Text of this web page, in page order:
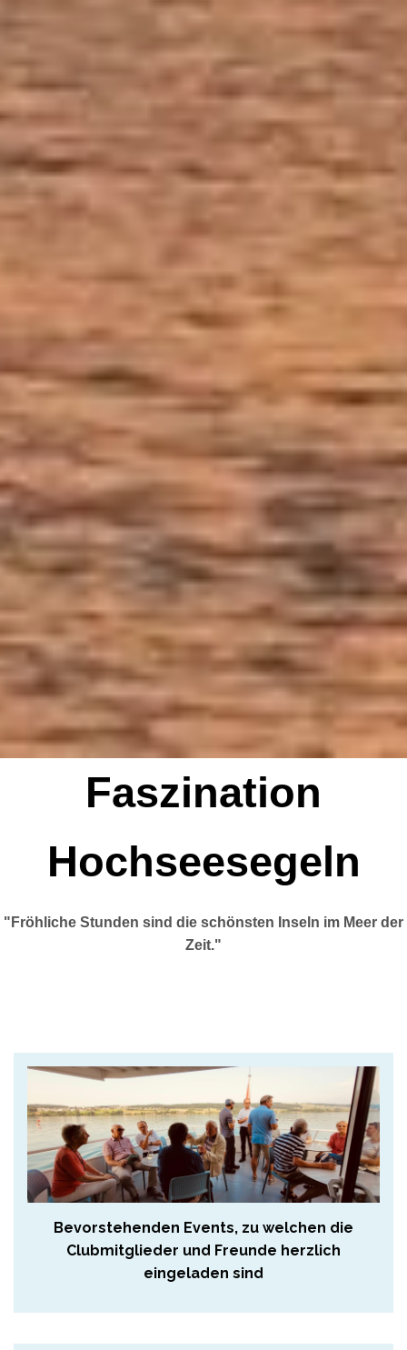
Faszination
Hochseesegeln
"Fröhliche Stunden sind die schönsten Inseln im Meer der
Zeit."
Bevorstehenden Events, zu welchen die
Clubmitglieder und Freunde herzlich
eingeladen sind